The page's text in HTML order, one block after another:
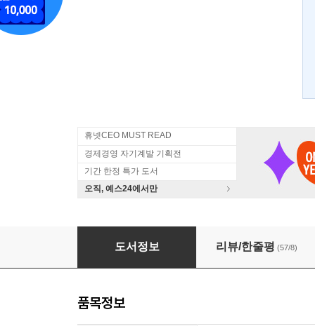
휴넷CEO MUST READ
경제경영 자기계발 기획전
기간 한정 특가 도서
오직, 예스24에서만
언니의 독설
도서정보 리뷰/한줄평 (57/8)
품목정보